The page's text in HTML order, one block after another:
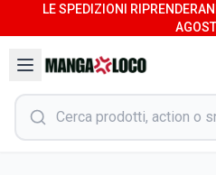
LE SPEDIZIONI